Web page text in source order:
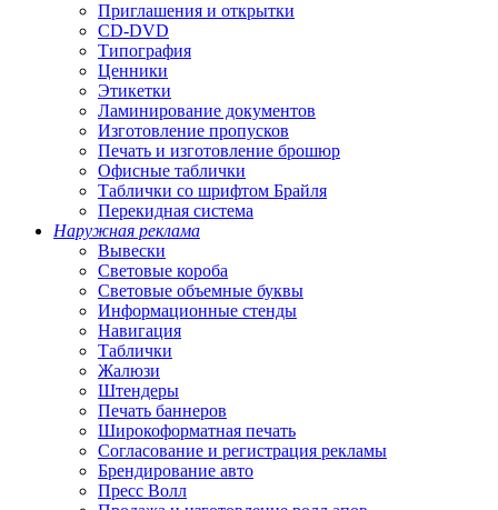
Приглашения и открытки
CD-DVD
Типография
Ценники
Этикетки
Ламинирование документов
Изготовление пропусков
Печать и изготовление брошюр
Офисные таблички
Таблички со шрифтом Брайля
Перекидная система
Наружная реклама
Вывески
Световые короба
Световые объемные буквы
Информационные стенды
Навигация
Таблички
Жалюзи
Штендеры
Печать баннеров
Широкоформатная печать
Согласование и регистрация рекламы
Брендирование авто
Пресс Волл